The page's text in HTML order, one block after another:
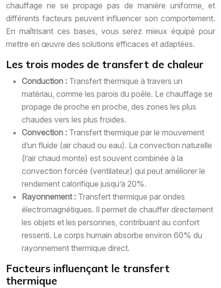
chauffage ne se propage pas de manière uniforme, et
différents facteurs peuvent influencer son comportement.
En maîtrisant ces bases, vous serez mieux équipé pour
mettre en œuvre des solutions efficaces et adaptées.
Les trois modes de transfert de chaleur
Conduction : Transfert thermique à travers un
matériau, comme les parois du poêle. Le chauffage se
propage de proche en proche, des zones les plus
chaudes vers les plus froides.
Convection : Transfert thermique par le mouvement
d’un fluide (air chaud ou eau). La convection naturelle
(l’air chaud monte) est souvent combinée à la
convection forcée (ventilateur) qui peut améliorer le
rendement calorifique jusqu’à 20%.
Rayonnement : Transfert thermique par ondes
électromagnétiques. Il permet de chauffer directement
les objets et les personnes, contribuant au confort
ressenti. Le corps humain absorbe environ 60% du
rayonnement thermique direct.
Facteurs influençant le transfert
thermique